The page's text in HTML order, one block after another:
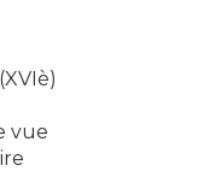
vue